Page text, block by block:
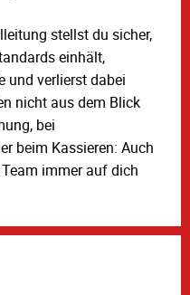
stellst du sicher,
einhält,
und verlierst dabei
nicht aus dem Blick
bei
beim Kassieren: Auch
immer auf dich